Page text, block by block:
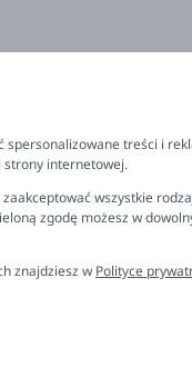
treści i
strony internetowej.
wszystkie
zgodę możesz w
znajdziesz w Polityce